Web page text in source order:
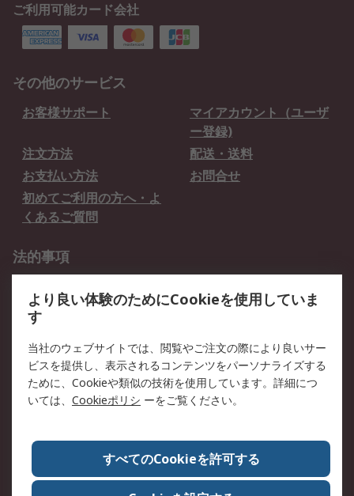
ご利用可能カード会社
その他のサービス
お客様サポート
マイアカウント（ユーザ
ー登録)
注文方法
配送・送料
お支払い方法
お問合せ
初めてご利用の方へ・よ
くあるご質問
法的事項
クッキーポリシー
RSについて
会社概要
採用情報
プレスリリース＆お知ら
コーポレートサイト
全世界のRS
RSの歴史
ESGへの取り組み（英語）
認証について
より良い体験のためにCookieを使用していま
す
当社のウェブサイトでは、閲覧やご注文の際により良いサー
ビスを提供し、表示されるコンテンツをパーソナライズする
ために、Cookieや類似の技術を使用しています。詳細につ
いては、 Cookieポリシ ーをご覧ください。
すべてのCookieを許可する